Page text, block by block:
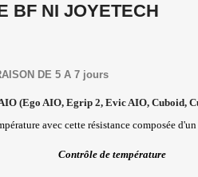
BF NI JOYETECH
DE 5 A 7 jours
(Ego AIO, Egrip 2, Evic AIO, Cuboid,
avec cette résistance composée
Contrôle de température